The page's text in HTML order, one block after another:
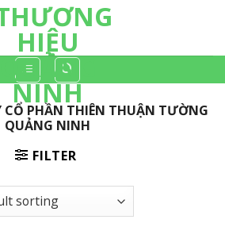
CỔ PHẦN THIÊN THUẬN TƯỜNG
QUẢNG NINH
FILTER